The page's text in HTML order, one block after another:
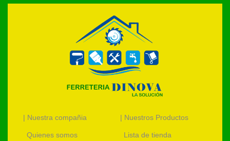
| Nuestra compañia
Quienes somos
| Nuestros Productos
Lista de tienda